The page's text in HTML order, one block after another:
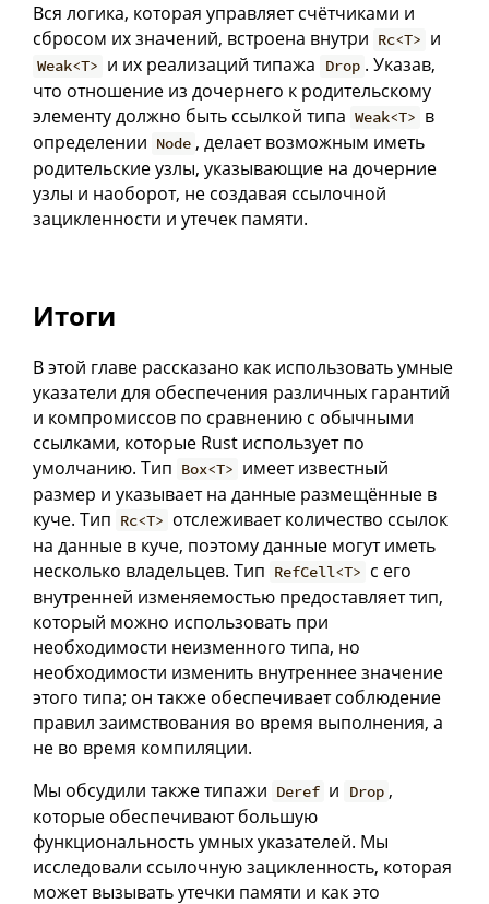
Вся логика, которая управляет счётчиками и
сбросом их значений, встроена внутри Rc<T> и
Weak<T> и их реализаций типажа Drop . Указав,
что отношение из дочернего к родительскому
элементу должно быть ссылкой типа Weak<T> в
определении Node , делает возможным иметь
родительские узлы, указывающие на дочерние
узлы и наоборот, не создавая ссылочной
зацикленности и утечек памяти.
Итоги
В этой главе рассказано как использовать умные
указатели для обеспечения различных гарантий
и компромиссов по сравнению с обычными
ссылками, которые Rust использует по
умолчанию. Тип Box<T> имеет известный
размер и указывает на данные размещённые в
куче. Тип Rc<T> отслеживает количество ссылок
на данные в куче, поэтому данные могут иметь
несколько владельцев. Тип RefCell<T> с его
внутренней изменяемостью предоставляет тип,
который можно использовать при
необходимости неизменного типа, но
необходимости изменить внутреннее значение
этого типа; он также обеспечивает соблюдение
правил заимствования во время выполнения, а
не во время компиляции.
Мы обсудили также типажи Deref и Drop ,
которые обеспечивают большую
функциональность умных указателей. Мы
исследовали ссылочную зацикленность, которая
может вызывать утечки памяти и как это